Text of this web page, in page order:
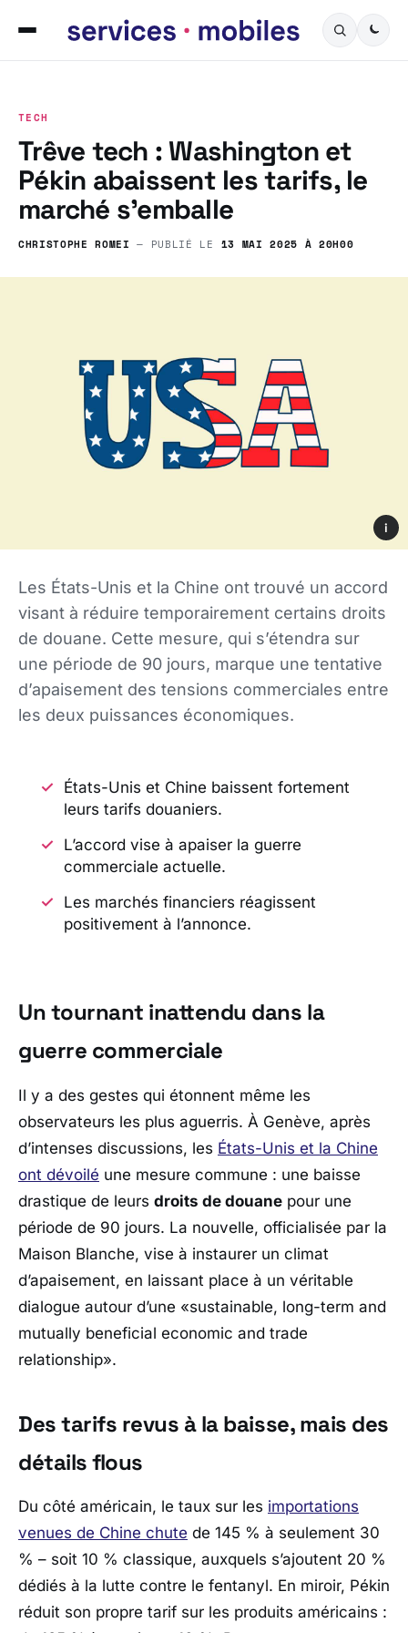
TECH
Trêve tech : Washington et
Pékin abaissent les tarifs, le
marché s’emballe
CHRISTOPHE ROMEI — PUBLIÉ LE 13 MAI 2025 À 20H00
i
Les États-Unis et la Chine ont trouvé un accord
visant à réduire temporairement certains droits
de douane. Cette mesure, qui s’étendra sur
une période de 90 jours, marque une tentative
d’apaisement des tensions commerciales entre
les deux puissances économiques.
États-Unis et Chine baissent fortement
leurs tarifs douaniers.
L’accord vise à apaiser la guerre
commerciale actuelle.
Les marchés financiers réagissent
positivement à l’annonce.
Un tournant inattendu dans la
guerre commerciale
Il y a des gestes qui étonnent même les
observateurs les plus aguerris. À Genève, après
d’intenses discussions, les États-Unis et la Chine
ont dévoilé une mesure commune : une baisse
drastique de leurs droits de douane pour une
période de 90 jours. La nouvelle, officialisée par la
Maison Blanche, vise à instaurer un climat
d’apaisement, en laissant place à un véritable
dialogue autour d’une «sustainable, long-term and
mutually beneficial economic and trade
relationship».
Des tarifs revus à la baisse, mais des
détails flous
Du côté américain, le taux sur les importations
venues de Chine chute de 145 % à seulement 30
% – soit 10 % classique, auxquels s’ajoutent 20 %
dédiés à la lutte contre le fentanyl. En miroir, Pékin
réduit son propre tarif sur les produits américains :